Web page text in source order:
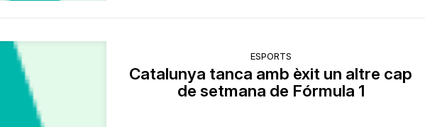
ESPORTS
Catalunya tanca amb èxit un altre cap
de setmana de Fórmula 1